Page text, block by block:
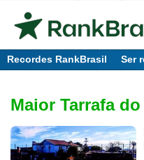
Recordes RankBrasil Ser
Maior Tarrafa